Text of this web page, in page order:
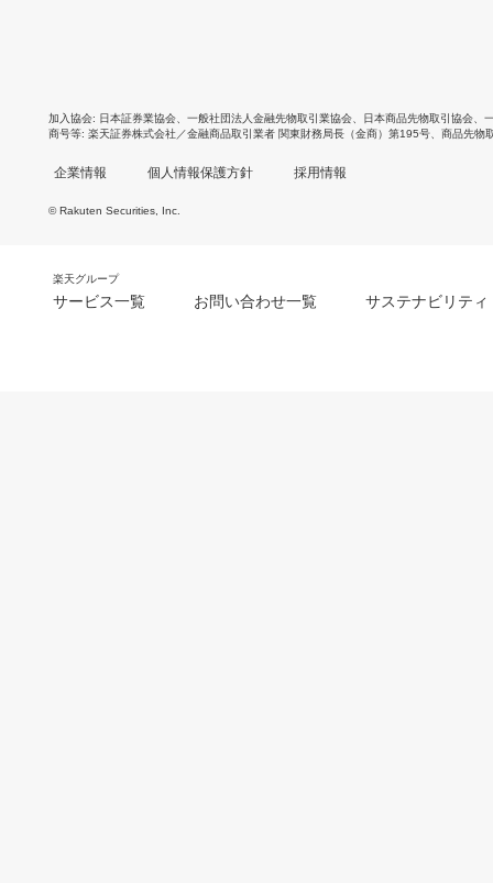
加入協会 日本証券業協会 一般社団法人金融先物取引業協会 日本商品先物取引協会
商号等 楽天証券株式会社／金融商品取引業者 関東財務局長（金商）第195号、商品先物
企業情報 個人情報保護方針 採用情報
© Rakuten Securities, Inc.
楽天グループ
サービス一覧 お問い合わせ一覧 サステナビリティ